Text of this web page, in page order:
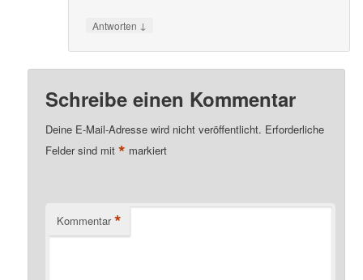
Antworten ↓
Schreibe einen Kommentar
Deine E-Mail-Adresse wird nicht veröffentlicht. Erforderliche
Felder sind mit* markiert
Kommentar *